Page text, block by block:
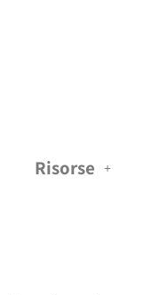
Risorse